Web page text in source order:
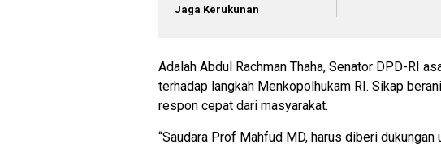
Jaga Kerukunan
Adalah Abdul Rachman Thaha, Senator DPD-RI
terhadap langkah Menkopolhukam RI. Sikap
respon cepat dari masyarakat.
“Saudara Prof Mahfud MD, harus diberi